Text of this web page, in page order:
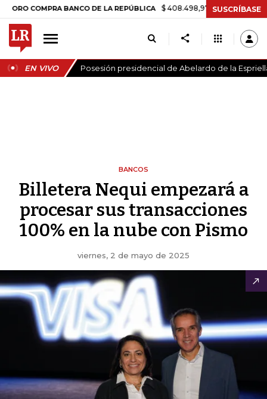
BANCO DE LA REPÚBLICA $ 408.498,97 +$ 8.753,81 +2,19%
SUSCRÍBASE
EN VIVO Posesión presidencial de Abelardo de la
BANCOS
Billetera Nequi empezará a
procesar sus transacciones
100% en la nube con Pismo
viernes, 2 de mayo de 2025